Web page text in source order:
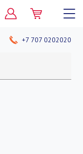
+7 707 0202020